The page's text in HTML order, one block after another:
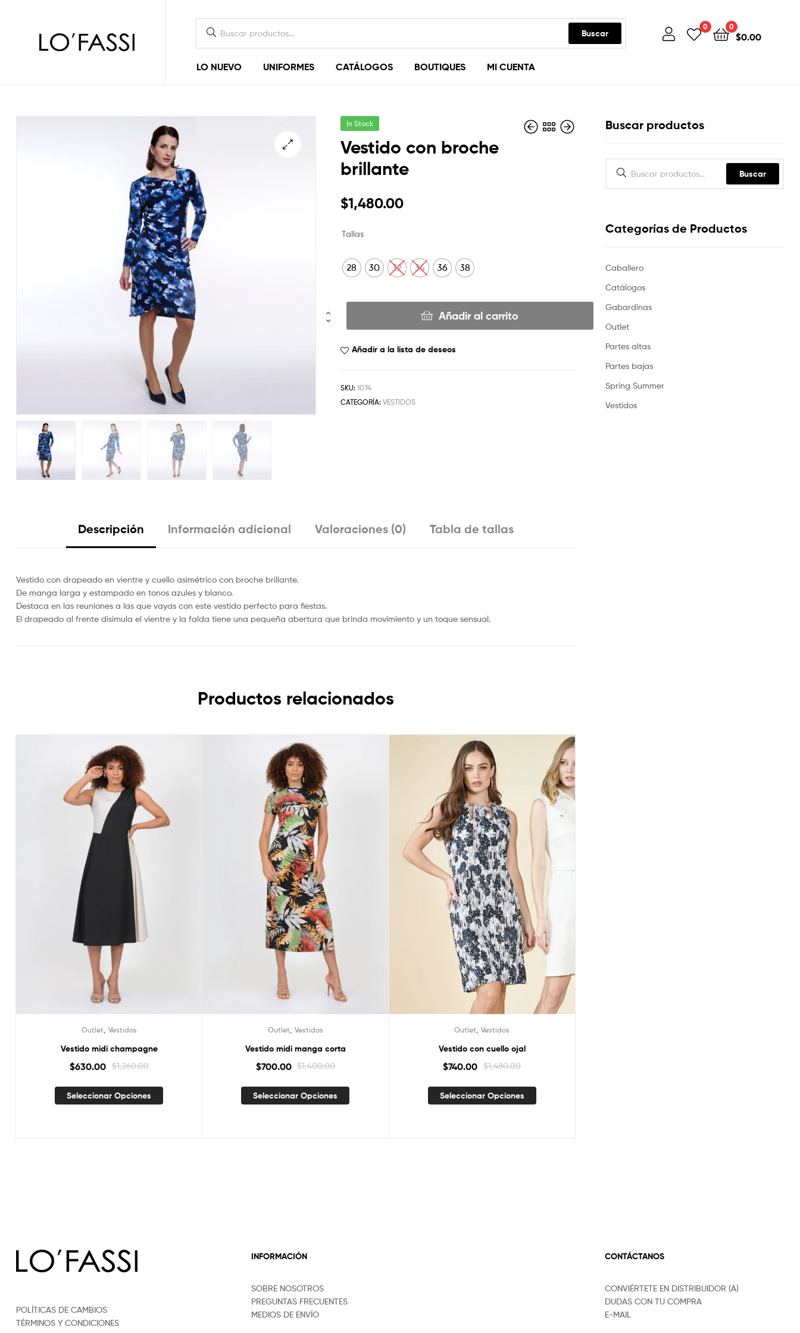
Buscar
0 0
$0.00
LO NUEVO UNIFORMES CATÁLOGOS BOUTIQUES MI CUENTA
In Stock
Vestido con broche
brillante
$1,480.00
Tallas
28 30 32 34 36 38
Añadir al carrito
Añadir a la lista de deseos
SKU: 1074
CATEGORÍA: VESTIDOS
Descripción Información adicional Valoraciones (0) Tabla de tallas
Vestido con drapeado en vientre y cuello asimétrico con broche brillante.
De manga larga y estampado en tonos azules y blanco.
Destaca en las reuniones a las que vayas con este vestido perfecto para fiestas.
El drapeado al frente disimula el vientre y la falda tiene una pequeña abertura que brinda movimiento y un toque sensual.
Productos relacionados
Outlet Vestidos
Vestido midi champagne
$1,260.00
$630.00
Seleccionar Opciones
Outlet Vestidos
Vestido midi manga corta
$1,400.00
$700.00
Seleccionar Opciones
Outlet ,Vestidos
Vestido con cuello ojal
$1,480.00
$740.00
Seleccionar Opciones
Buscar productos
Buscar
Categorías de Productos
Caballero
Catálogos
Gabardinas
Outlet
Partes altas
Partes bajas
Spring Summer
Vestidos
POLÍTICAS DE CAMBIOS
TÉRMINOS Y CONDICIONES
INFORMACIÓN
SOBRE NOSOTROS
PREGUNTAS FRECUENTES
MEDIOS DE ENVÍO
CONTÁCTANOS
CONVIÉRTETE EN DISTRIBUIDOR (A)
DUDAS CON TU COMPRA
E-MAIL